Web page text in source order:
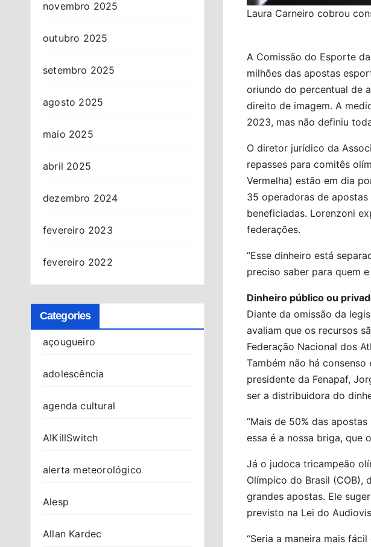
novembro 2025
outubro 2025
setembro 2025
agosto 2025
maio 2025
abril 2025
dezembro 2024
fevereiro 2023
fevereiro 2022
Categories
açougueiro
adolescência
agenda cultural
AIKillSwitch
alerta meteorológico
Alesp
Allan Kardec
Laura Carneiro cobrou
A Comissão do Esporte
milhões das apostas
oriundo do percentual de
direito de imagem. A
2023, mas não definiu
O diretor jurídico da
repasses para comitês
Vermelha) estão em dia
35 operadoras de apostas
beneficiadas. Lorenzoni
federações.
“Esse dinheiro está
preciso saber para quem
Dinheiro público ou
Diante da omissão da
avaliam que os recursos
Federação Nacional dos
Também não há
presidente da Fenapaf,
ser a distribuidora do
“Mais de 50% das
essa é a nossa briga, que
Já o judoca tricampeão
Olímpico do Brasil (COB),
grandes apostas. Ele
previsto na Lei do
“Seria a maneira mais